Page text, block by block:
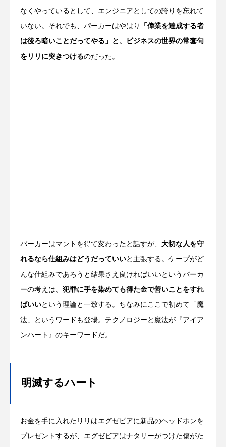
なくやっているとして、エンジニアとしての誇りを忘れて
いない。それでも、パーカーはやはり 「偉業を達成する者
は後ろ暗いことだってやる」と、ビジネスの世界の常套句
をリリに突きつけるのだった。
パーカーはマントを得て変わったと話すが、 大切な人を守
れるなら仕組みはどうだっていいと主張する。ケープがど
んな仕組みであろうと結果さえ良ければいいというパーカ
ーの考えは、 犯罪に手を染めても得た金で善いことをすれ
ばいいという理論と一致する。ちなみにここで初めて「魔
法」というワードも登場。テクノロジーと魔法が『アイア
ンハート』のキーワードだ。
明滅するハート
お金を手に入れたリリはエグゼビアに新品のヘッドホンを
プレゼントするが、エグゼビアはナタリーがつけた傷がた